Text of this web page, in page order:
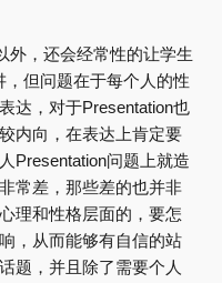
外，还会经常性的让学生
，但问题在于每个人的性
达，对于Presentation也
内向，在表达上肯定要
Presentation问题上就造
常差，那些差的也并非
理和性格层面的，要怎
，从而能够有自信的站
题，并且除了需要个人